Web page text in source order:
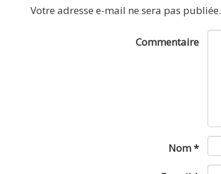
Votre adresse e-mail ne sera pas publiée.
Commentaire
Nom*